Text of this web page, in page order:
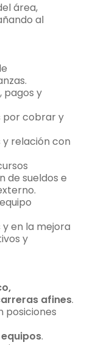
área,
al
pagos y
por cobrar y
y relación con
de sueldos e
en la mejora
y
afines.
posiciones
.